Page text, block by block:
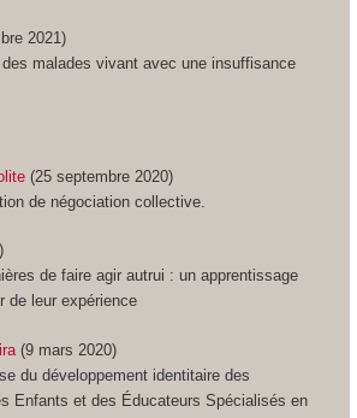
2021)
des malades vivant avec une insuffisance
(25 septembre 2020)
de négociation collective.
de faire agir autrui : un apprentissage
de leur expérience
(9 mars 2020)
du développement identitaire des
Enfants et des Éducateurs Spécialisés en